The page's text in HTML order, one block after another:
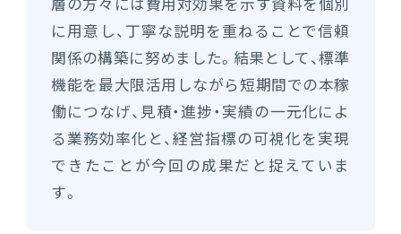
層の方々には費用対効果を示す資料を個別
に用意し、丁寧な説明を重ねることで信頼
関係の構築に努めました。結果として、標準
機能を最大限活用しながら短期間での本稼
働につなげ、見積・進捗・実績の一元化によ
る業務効率化と、経営指標の可視化を実現
できたことが今回の成果だと捉えていま
す。